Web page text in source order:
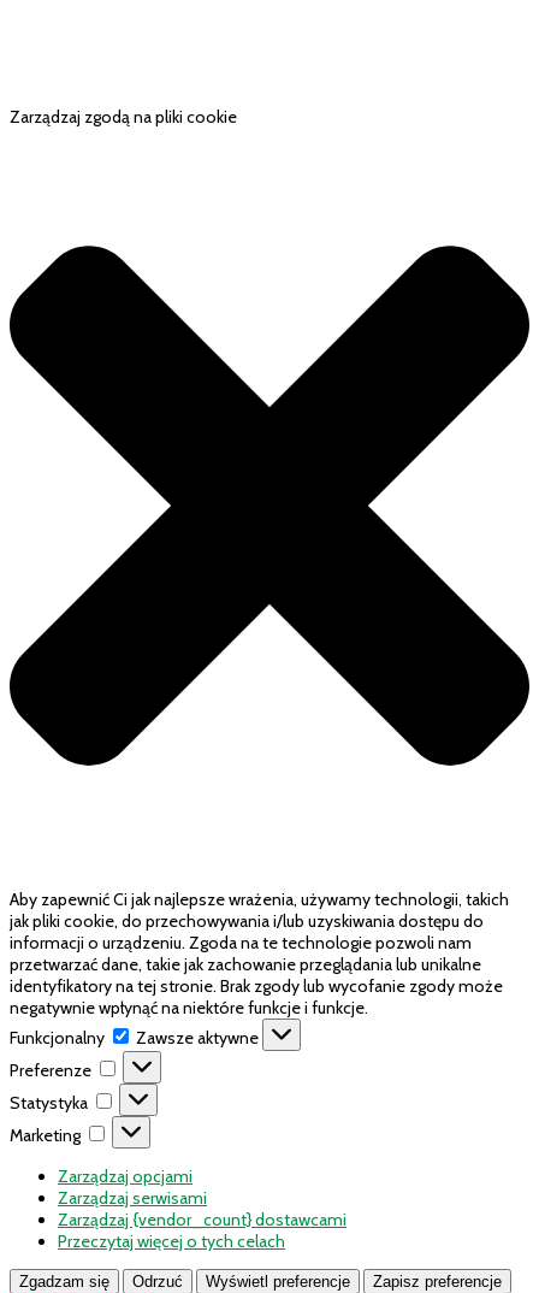
Zarządzaj zgodą na pliki cookie
Aby zapewnić Ci jak najlepsze wrażenia, używamy technologii, takich
jak pliki cookie, do przechowywania i/lub uzyskiwania dostępu do
informacji o urządzeniu. Zgoda na te technologie pozwoli nam
przetwarzać dane, takie jak zachowanie przeglądania lub unikalne
identyfikatory na tej stronie. Brak zgody lub wycofanie zgody może
negatywnie wpłynąć na niektóre funkcje i funkcje.
Funkcjonalny
Funkcjonalny
Zawsze aktywne
Preferenze
Preferenze
Statystyka
Statystyka
Marketing
Marketing
Zarządzaj opcjami
Zarządzaj serwisami
Zarządzaj {vendor_count} dostawcami
Przeczytaj więcej o tych celach
Zgadzam się Odrzuć Wyświetl preferencje Zapisz preferencje